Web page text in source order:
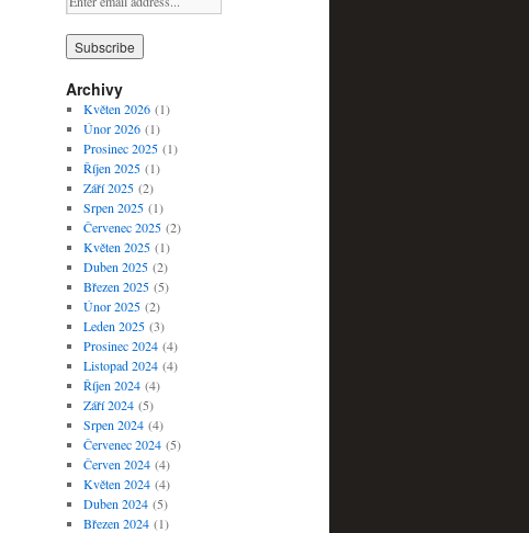
Archivy
Květen 2026(1)
Únor 2026(1)
Prosinec 2025(1)
Říjen 2025(1)
Září 2025(2)
Srpen 2025(1)
Červenec 2025(2)
Květen 2025(1)
Duben 2025(2)
Březen 2025(5)
Únor 2025(2)
Leden 2025(3)
Prosinec 2024(4)
Listopad 2024(4)
Říjen 2024(4)
Září 2024(5)
Srpen 2024(4)
Červenec 2024(5)
Červen 2024(4)
Květen 2024(4)
Duben 2024(5)
Březen 2024(1)